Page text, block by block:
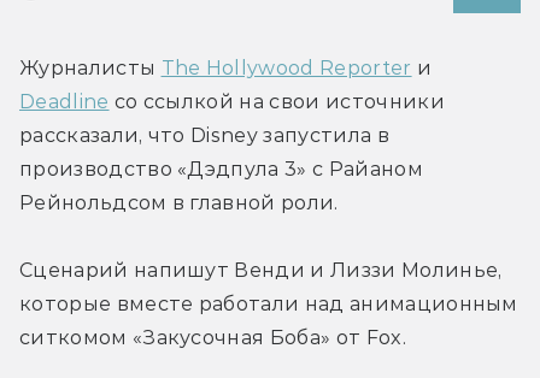
Журналисты The Hollywood Reporter
Deadline со ссылкой на свои источники
рассказали, что Disney запустила в
производство «Дэдпула 3» с Райаном
Рейнольдсом в главной роли.
Сценарий напишут Венди и Лиззи Молинье,
которые вместе работали над анимационным
ситкомом «Закусочная Боба» от Fox.